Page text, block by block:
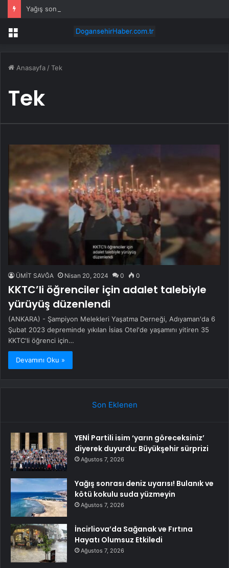
Menü
Anasayfa /Tek
Tek
ÜMİT SAVĞA Nisan 20, 2024 0 0
KKTC’li öğrenciler için adalet talebiyle
yürüyüş düzenlendi
(ANKARA) - Şampiyon Melekleri Yaşatma Derneği, Adıyaman'da 6
Şubat 2023 depreminde yıkılan İsias Otel'de yaşamını yitiren 35
KKTC'li öğrenci için…
Devamını Oku »
Son Eklenen
YENİ Partili isim ‘yarın göreceksiniz’
diyerek duyurdu: Büyükşehir sürprizi
Ağustos 7, 2026
Yağış sonrası deniz uyarısı! Bulanık ve
kötü kokulu suda yüzmeyin
Ağustos 7, 2026
İncirliova’da Sağanak ve Fırtına
Hayatı Olumsuz Etkiledi
Ağustos 7, 2026